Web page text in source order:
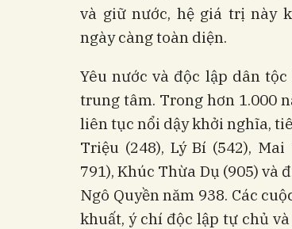
và giữ nước, hệ giá trị này
ngày càng toàn diện.
Yêu nước và độc lập dân
trung tâm. Trong hơn 1.000
liên tục nổi dậy khởi nghĩa,
Triệu (248), Lý Bí (542),
791), Khúc Thừa Dụ (905) và
Ngô Quyền năm 938. Các
khuất, ý chí độc lập tự chủ